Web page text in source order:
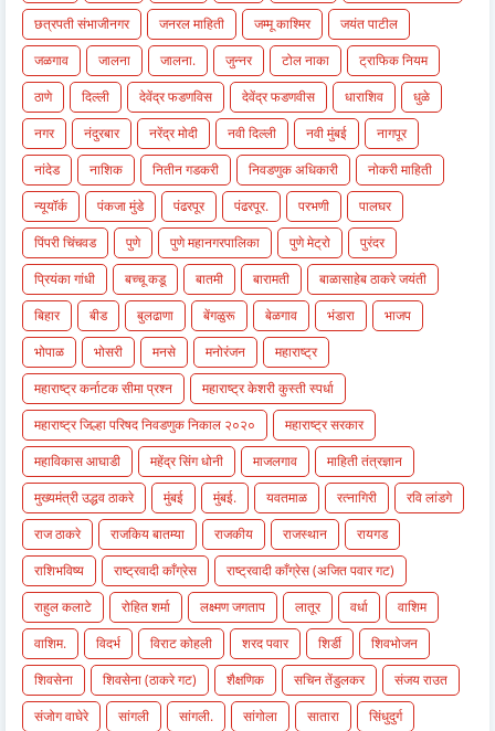
छत्रपती संभाजीनगर
जनरल माहिती जम्मू काश्मिर
जयंत पाटील
जळगाव
जालना जालना. जुन्नर टोल नाका
ट्राफिक नियम
ठाणे
दिल्ली देवेंद्र फडणविस देवेंद्र फडणवीस धाराशिव
धुळे
नगर
नंदुरबार नरेंद्र मोदी नवी दिल्ली नवी मुंबई
नागपूर
नांदेड
नाशिक नितीन गडकरी निवडणुक अधिकारी
नोकरी माहिती
न्यूयॉर्क
पंकजा मुंडे पंढरपूर पंढरपूर. परभणी
पालघर
पिंपरी चिंचवड
पुणे पुणे महानगरपालिका पुणे मेट्रो
पुरंदर
प्रियंका गांधी
बच्चू कडू बातमी बारामती
बाळासाहेब ठाकरे जयंती
बिहार
बीड बुलढाणा बेंगळुरू बेळगाव भंडारा
भाजप
भोपाळ
भोसरी मनसे मनोरंजन
महाराष्ट्र
महाराष्ट्र कर्नाटक सीमा प्रश्न
महाराष्ट्र केशरी कुस्ती स्पर्धा
महाराष्ट्र जिल्हा परिषद निवडणुक निकाल २०२०
महाराष्ट्र सरकार
महाविकास आघाडी
महेंद्र सिंग धोनी माजलगाव
माहिती तंत्रज्ञान
मुख्यमंत्री उद्धव ठाकरे
मुंबई मुंबई. यवतमाळ रत्नागिरी
रवि लांडगे
राज ठाकरे
राजकिय बातम्या राजकीय राजस्थान
रायगड
राशिभविष्य
राष्ट्रवादी काँग्रेस
राष्ट्रवादी काँग्रेस (अजित पवार गट)
राहुल कलाटे
रोहित शर्मा लक्ष्मण जगताप लातूर वर्धा
वाशिम
वाशिम.
विदर्भ विराट कोहली शरद पवार शिर्डी
शिवभोजन
शिवसेना
शिवसेना (ठाकरे गट) शैक्षणिक सचिन तेंडुलकर
संजय राउत
संजोग वाघेरे
सांगली सांगली. सांगोला सातारा सिंधुदुर्ग